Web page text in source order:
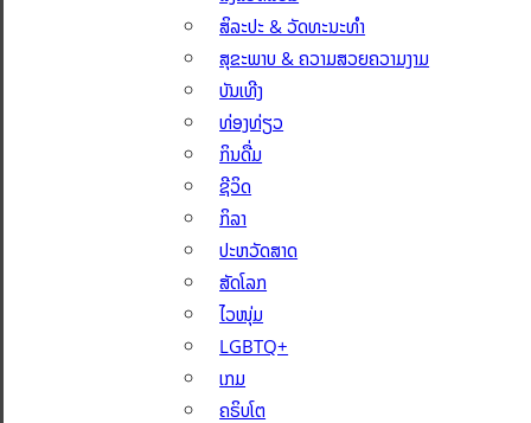
ສິລະປະ & ວັດທະນະທຳ
ສຸຂະພາບ & ຄວາມສວຍຄວາມງາມ
ບັນເທີງ
ທ່ອງທ່ຽວ
ກິນດື່ມ
ຊີວິດ
ກິລາ
ປະຫວັດສາດ
ສັດໂລກ
ໄວໜຸ່ມ
LGBTQ+
ເກມ
ຄຣິບໂຕ